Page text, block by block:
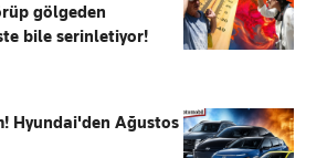
gölgeden
bile serinletiyor!
Hyundai'den Ağustos